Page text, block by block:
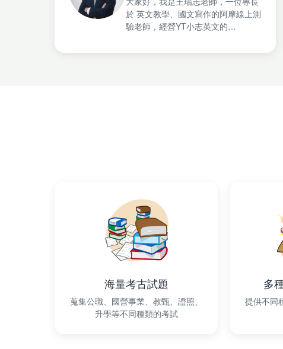
於 英文教學、國文寫作的阿摩線上測
驗老師，經營YT小志英文的
郵局英文線上課，多益破300人線上
海量考古試題
蒐集公職、國營事業、教甄、證照、
升學等不同種類的考試
多
提供不同